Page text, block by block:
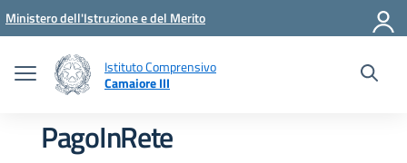
Vai ai contenuti
Vai al menu di navigazione
Vai al footer
Ministero dell'Istruzione e del Merito
Istituto Comprensivo
Camaiore III
PagoInRete